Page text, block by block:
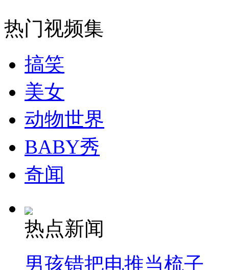
走！跟着总书记去植树
消防员救轻生者
纽约上演“枕头大战”
司机酒驾遇交警 急速倒车逃窜
热门视频集
搞笑
美女
动物世界
BABY秀
奇闻
热点新闻
男孩错把电推当梳子